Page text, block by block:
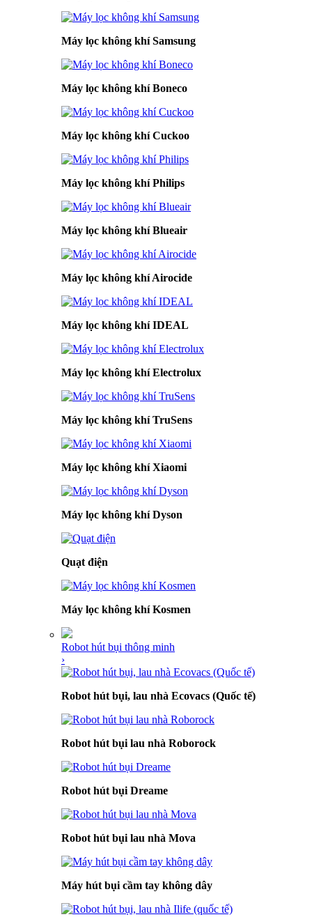
Máy lọc không khí Samsung
Máy lọc không khí Boneco
Máy lọc không khí Cuckoo
Máy lọc không khí Philips
Máy lọc không khí Blueair
Máy lọc không khí Airocide
Máy lọc không khí IDEAL
Máy lọc không khí Electrolux
Máy lọc không khí TruSens
Máy lọc không khí Xiaomi
Máy lọc không khí Dyson
Quạt điện
Máy lọc không khí Kosmen
Robot hút bụi thông minh
›
Robot hút bụi, lau nhà Ecovacs (Quốc tế)
Robot hút bụi lau nhà Roborock
Robot hút bụi Dreame
Robot hút bụi lau nhà Mova
Máy hút bụi cầm tay không dây